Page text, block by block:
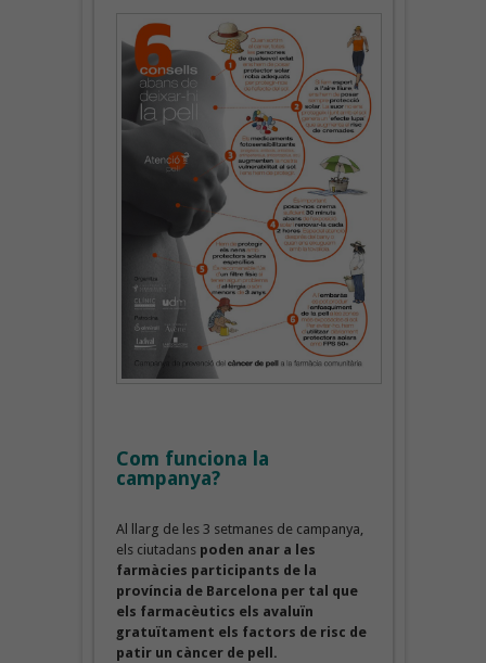
Com funciona la
campanya?
Al llarg de les 3 setmanes de campanya,
els ciutadans poden anar a les
farmàcies participants de la
província de Barcelona per tal que
els farmacèutics els avaluïn
gratuïtament els factors de risc de
patir un càncer de pell.